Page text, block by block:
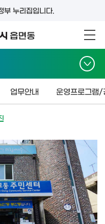
부 누리집입니다.
업무안내 운영프로그램/